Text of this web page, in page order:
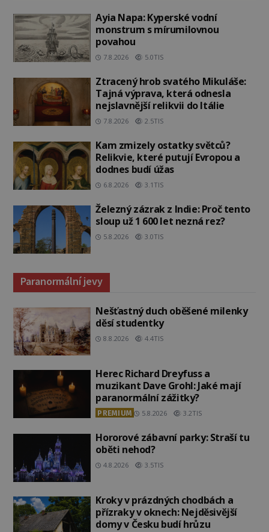
Ayia Napa: Kyperské vodní
monstrum s mírumilovnou
povahou
7.8.2026 5.0TIS
Ztracený hrob svatého Mikuláše:
Tajná výprava, která odnesla
nejslavnější relikvii do Itálie
7.8.2026 2.5TIS
Kam zmizely ostatky světců?
Relikvie, které putují Evropou a
dodnes budí úžas
6.8.2026 3.1TIS
Železný zázrak z Indie: Proč tento
sloup už 1 600 let nezná rez?
5.8.2026 3.0TIS
Paranormální jevy
Nešťastný duch oběšené milenky
děsí studentky
8.8.2026 4.4TIS
Herec Richard Dreyfuss a
muzikant Dave Grohl: Jaké mají
paranormální zážitky?
PREMIUM 5.8.2026 3.2TIS
Hororové zábavní parky: Straší tu
oběti nehod?
4.8.2026 3.5TIS
Kroky v prázdných chodbách a
přízraky v oknech: Nejděsivější
domy v Česku budí hrůzu